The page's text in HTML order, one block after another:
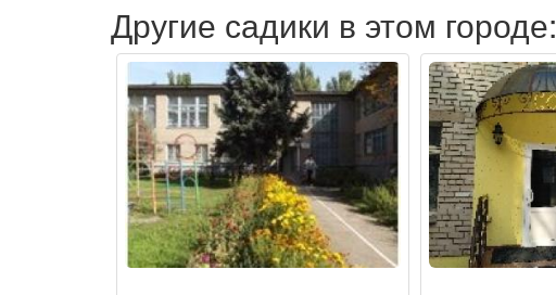
Другие садики в этом городе: